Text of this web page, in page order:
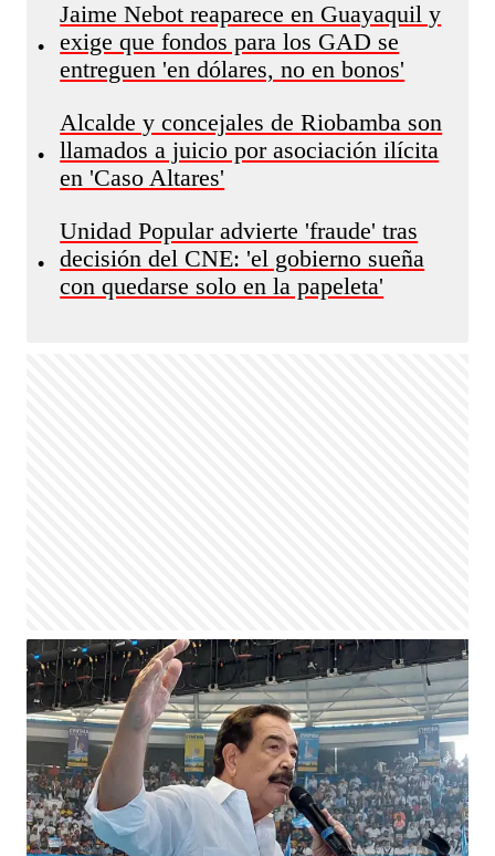
•
Jaime Nebot reaparece en Guayaquil y
exige que fondos para los GAD se
entreguen 'en dólares, no en bonos'
•
Alcalde y concejales de Riobamba son
llamados a juicio por asociación ilícita
en 'Caso Altares'
•
Unidad Popular advierte 'fraude' tras
decisión del CNE: 'el gobierno sueña
con quedarse solo en la papeleta'